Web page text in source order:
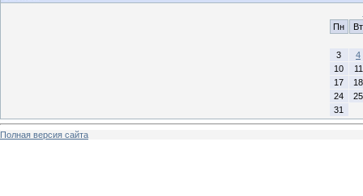
Пн
Вт
3
4
10
11
17
18
24
25
31
Полная версия сайта